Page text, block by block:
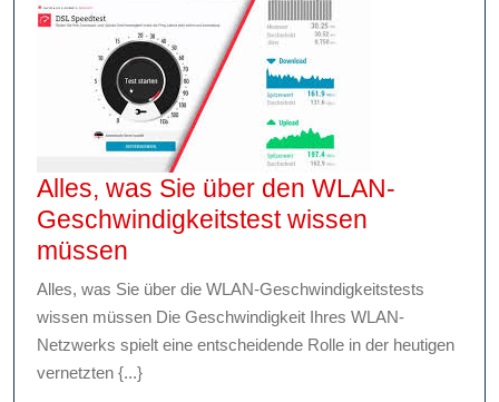
Alles, was Sie über den WLAN-
Geschwindigkeitstest wissen
müssen
was
Sie
über
den
Alles, was Sie über die WLAN-Geschwindigkeitstests
wissen müssen Die Geschwindigkeit Ihres WLAN-
Netzwerks spielt eine entscheidende Rolle in der heutigen
vernetzten {...}